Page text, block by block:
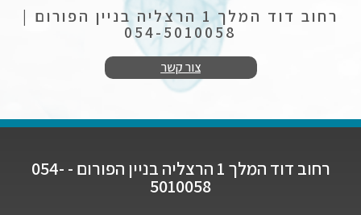
רחוב דוד המלך 1 הרצליה בניין הפורום |
054-5010058
צור קשר
רחוב דוד המלך 1 הרצליה בניין הפורום - 054-
5010058